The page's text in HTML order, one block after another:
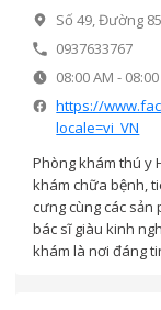
Số 49, Đường
0937633767
08:00 AM -
https://
locale=vi_VN
Phòng khám thú y
khám chữa bệnh,
cưng cùng các sản
bác sĩ giàu kinh
khám là nơi đáng